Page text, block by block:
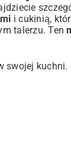
i cukinią,
talerzu. Ten
swojej kuchni.